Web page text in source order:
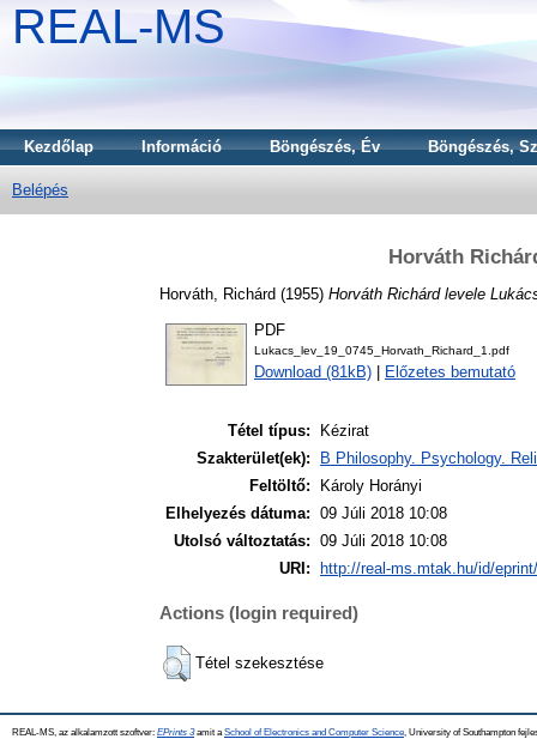
REAL-MS
Kezdőlap Információ Böngészés, Év Böngészés,
Belépés
Horváth
Horváth, Richárd (1955) Horváth Richárd levele
PDF
Lukacs_lev_19_0745_Horvath_Richard_1.pdf
Download (81kB) Előzetes bemutató
Tétel típus:
Kézirat
Szakterület(ek):
B Philosophy. Psychology.
Feltöltő:
Károly Horányi
Elhelyezés dátuma: 09 Júli 2018 10:08
Utolsó változtatás: 09 Júli 2018 10:08
URI:
http://real-ms.mtak.hu/id/
Actions (login required)
Tétel szekesztése
REAL-MS, az alkalamzott szoftver: EPrints 3amit a School of Electronics and Computer Science , University of Southampton